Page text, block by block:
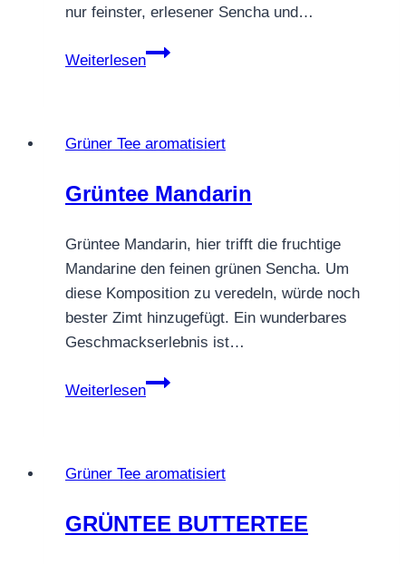
nur feinster, erlesener Sencha und…
Weiterlesen
GRÜNTEE
Grüner Tee aromatisiert
Grüntee Mandarin
Grüntee Mandarin, hier trifft die fruchtige
Mandarine den feinen grünen Sencha. Um
diese Komposition zu veredeln, würde noch
bester Zimt hinzugefügt. Ein wunderbares
Geschmackserlebnis ist…
Weiterlesen
Grüntee
Grüner Tee aromatisiert
GRÜNTEE BUTTERTEE